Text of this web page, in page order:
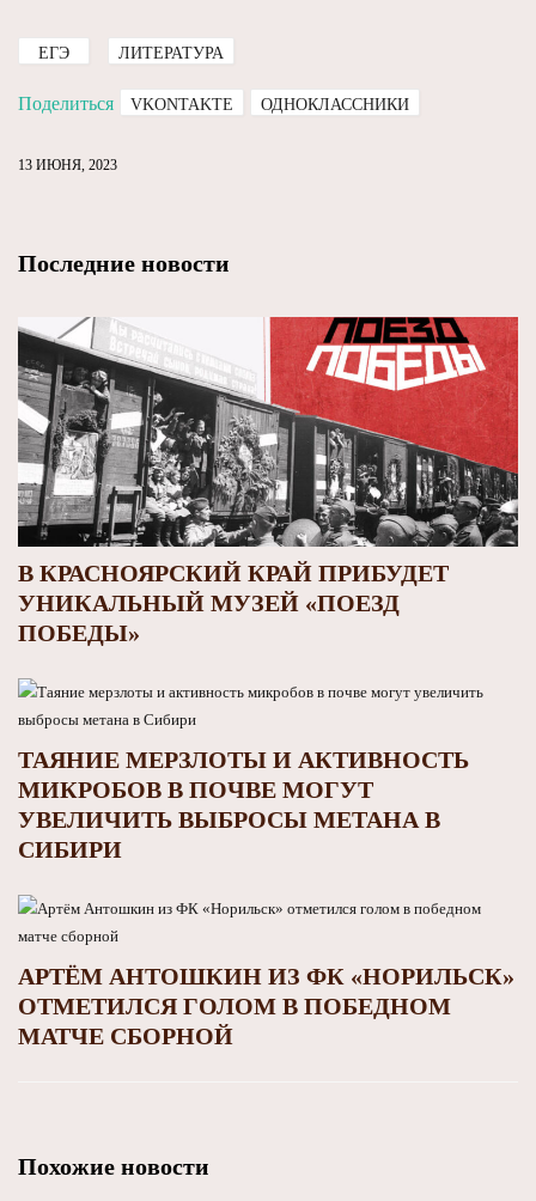
ЕГЭ ЛИТЕРАТУРА
Поделиться VKONTAKTE ОДНОКЛАССНИКИ
13 ИЮНЯ, 2023
Последние новости
В КРАСНОЯРСКИЙ КРАЙ ПРИБУДЕТ
УНИКАЛЬНЫЙ МУЗЕЙ «ПОЕЗД
ПОБЕДЫ»
ТАЯНИЕ МЕРЗЛОТЫ И АКТИВНОСТЬ
МИКРОБОВ В ПОЧВЕ МОГУТ
УВЕЛИЧИТЬ ВЫБРОСЫ МЕТАНА В
СИБИРИ
АРТЁМ АНТОШКИН ИЗ ФК «НОРИЛЬСК»
ОТМЕТИЛСЯ ГОЛОМ В ПОБЕДНОМ
МАТЧЕ СБОРНОЙ
Похожие новости